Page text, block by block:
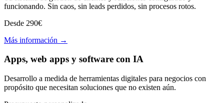
funcionando. Sin caos, sin leads perdidos, sin procesos rotos.
Desde 290€
Más información →
Apps, web apps y software con IA
Desarrollo a medida de herramientas digitales para negocios con
propósito que necesitan soluciones que no existen aún.